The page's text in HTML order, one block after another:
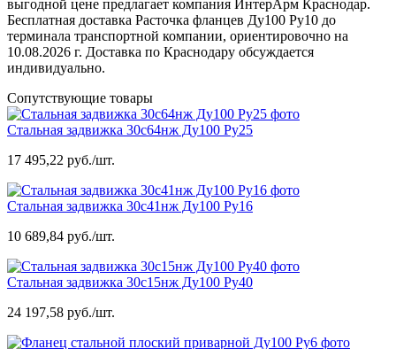
выгодной цене предлагает компания ИнтерАрм Краснодар.
Бесплатная доставка Расточка фланцев Ду100 Ру10 до
терминала транспортной компании, ориентировочно на
10.08.2026 г. Доставка по Краснодару обсуждается
индивидуально.
Сопутствующие товары
Стальная задвижка 30с64нж Ду100 Ру25
17 495,22 руб./шт.
Стальная задвижка 30с41нж Ду100 Ру16
10 689,84 руб./шт.
Стальная задвижка 30с15нж Ду100 Ру40
24 197,58 руб./шт.